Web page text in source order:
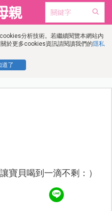
分析技術。若繼續閱覽本網站內
於更多cookies資訊請閱讀我們的隱私
道了
寶貝喝到一滴不剩：）